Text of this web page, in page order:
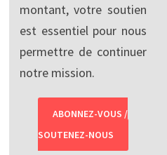
montant, votre soutien
est essentiel pour nous
permettre de continuer
notre mission.
ABONNEZ-VOUS /
SOUTENEZ-NOUS